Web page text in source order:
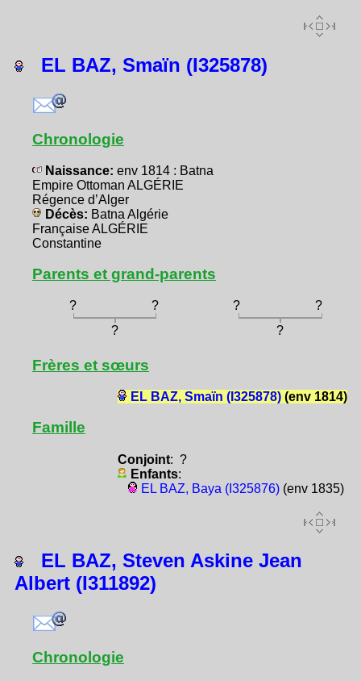
EL BAZ, Smaïn (I325878)
Chronologie
Naissance: env 1814 : Batna
Empire Ottoman ALGÉRIE
Régence d’Alger
Décès: Batna Algérie
Française ALGÉRIE
Constantine
Parents et grand-parents
? ? ?
?
?
?
Frères et sœurs
EL BAZ, Smaïn (I325878)(env 1814)
Famille
Conjoint: ?
Enfants:
EL BAZ, Baya (I325876)(env 1835)
EL BAZ, Steven Askine Jean
Albert (I311892)
Chronologie